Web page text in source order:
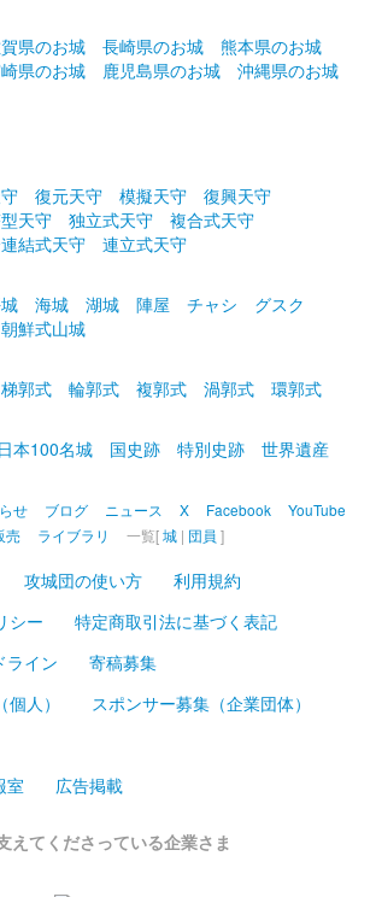
記念証 滝川一益版
ットで先行販売された後、ふれあい市が開催
記念証
北条氏邦版
ットで先行販売された後、ふれあい市が開催
念証
ットで先行販売された後、ふれあい市が開催
売可能。
記念証 内藤昌月版
ットで先行販売された後、ふれあい市が開催
販売可能。
記念証 群馬戦国御城印サミット限定
紫・ピンクの５種から選択
記念証 歴代六家紋（白）
県のお城 長崎県のお城
熊本県のお城
県のお城 鹿児島県のお城 沖縄県のお城
復元天守 模擬天守
復興天守
天守 独立式天守
複合式天守
結式天守
連立式天守
海城 湖城 陣屋 チャシ
グスク
朝鮮式山城
梯郭式 輪郭式 複郭式 渦郭式
環郭式
本100名城 国史跡 特別史跡 世界遺産
せ ブログ ニュース X Facebook
YouTube
売 ライブラリ 一覧[城 | 団員 ]
攻城団の使い方
利用規約
シー
特定商取引法に基づく表記
ライン
寄稿募集
人）
スポンサー募集（企業団体）
室 広告掲載
えてくださっている企業さま